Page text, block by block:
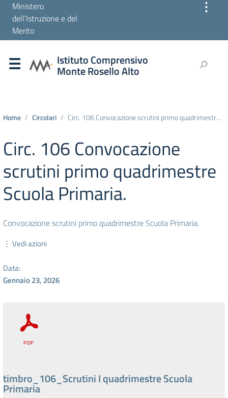
Ministero
dell'Istruzione e del
Merito
⋮
Istituto Comprensivo
Monte Rosello Alto
Home Circolari Circ. 106 Convocazione scrutini primo quadrimestre Scuola Primaria.
Circ. 106 Convocazione
scrutini primo quadrimestre
Scuola Primaria.
Convocazione scrutini primo quadrimestre Scuola Primaria.
⋮ Vedi azioni
Data:
Gennaio 23, 2026
timbro_106_Scrutini I quadrimestre Scuola
Primaria